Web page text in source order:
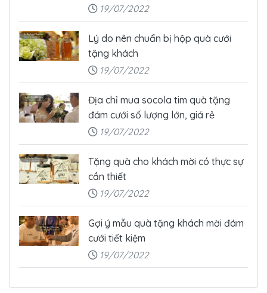
19/07/2022
Lý do nên chuẩn bị hộp quà cưới
tặng khách
19/07/2022
Địa chỉ mua socola tim quà tặng
đám cưới số lượng lớn, giá rẻ
19/07/2022
Tặng quà cho khách mời có thực sự
cần thiết
19/07/2022
Gợi ý mẫu quà tặng khách mời đám
cưới tiết kiệm
19/07/2022